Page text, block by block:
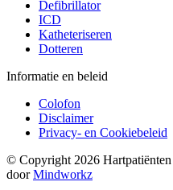
Defibrillator
ICD
Katheteriseren
Dotteren
Informatie en beleid
Colofon
Disclaimer
Privacy- en Cookiebeleid
© Copyright 2026
doorMindworkz